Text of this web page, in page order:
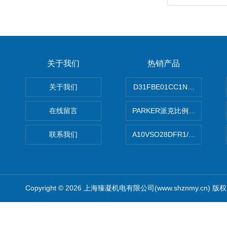
关于我们
关于我们
在线留言
联系我们
热销产品
PARKER派克比例阀 柱塞泵
A10VSO28DFR1/
Copyright © 2026 上海臻凝机电有限公司(www.shznmy.cn) 版